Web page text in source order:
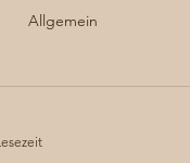
Allgemein